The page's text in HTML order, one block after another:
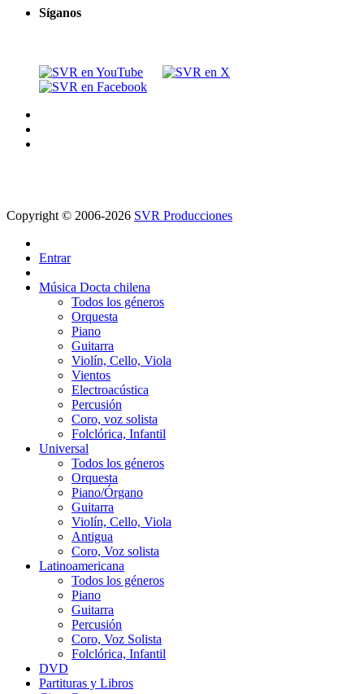
Síganos
Copyright © 2006-2026 SVR Producciones
Entrar
Música Docta chilena
Todos los géneros
Orquesta
Piano
Guitarra
Violín, Cello, Viola
Vientos
Electroacústica
Percusión
Coro, voz solista
Folclórica, Infantil
Universal
Todos los géneros
Orquesta
Piano/Órgano
Guitarra
Violín, Cello, Viola
Antigua
Coro, Voz solista
Latinoamericana
Todos los géneros
Piano
Guitarra
Percusión
Coro, Voz Solista
Folclórica, Infantil
DVD
Partituras y Libros